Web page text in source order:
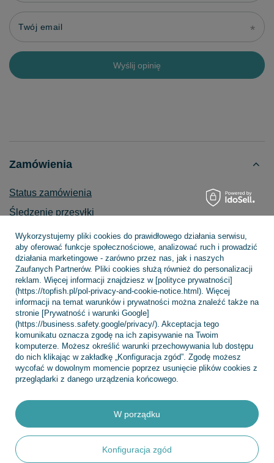
Twój email
Wyślij opinię
Zamówienia
Status zamówienia
Śledzenie przesyłki
Chcę zareklamować produkt
Chcę zwrócić produkt
Chcę wymienić towar
Kontakt
Konto
INFORMACJE
Wykorzystujemy pliki cookies do prawidłowego działania serwisu,
aby oferować funkcje społecznościowe, analizować ruch i prowadzić
działania marketingowe - zarówno przez nas, jak i naszych
Zaufanych Partnerów. Pliki cookies służą również do personalizacji
reklam. Więcej informacji znajdziesz w [polityce prywatności]
(https://topfish.pl/pol-privacy-and-cookie-notice.html). Więcej
informacji na temat warunków i prywatności można znaleźć także na
stronie [Prywatność i warunki Google]
(https://business.safety.google/privacy/). Akceptacja tego
komunikatu oznacza zgodę na ich zapisywanie na Twoim
komputerze. Możesz określić warunki przechowywania lub dostępu
do nich klikając w zakładkę „Konfiguracja zgód”. Zgodę możesz
wycofać w dowolnym momencie poprzez usunięcie plików cookies z
przeglądarki z danego urządzenia końcowego.
Konfiguracja zgód
W porządku